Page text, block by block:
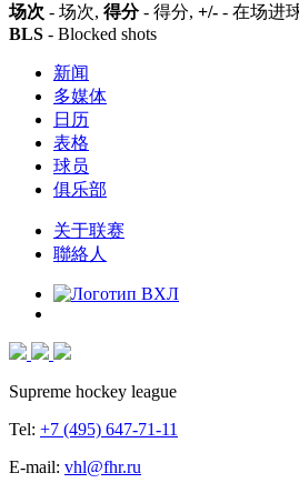
场次 - 场次, 得分- 得分, +/- - 在场进
BLS - Blocked shots
新闻
多媒体
日历
表格
球员
俱乐部
关于联赛
聯絡人
Supreme hockey league
Tel: +7 (495) 647-71-11
E-mail: vhl@fhr.ru